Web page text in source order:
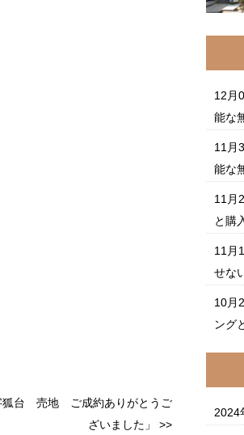
狐台 売地 ご成約ありがとうご
ざいました」 >>
12月
能な
11月
能な
11月
と購
11月
せな
10月
ング
2024